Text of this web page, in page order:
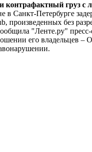
контрафактный груз с
в Санкт-Петербурге
произведенных без
"Ленте.ру" пресс-
его владельцев